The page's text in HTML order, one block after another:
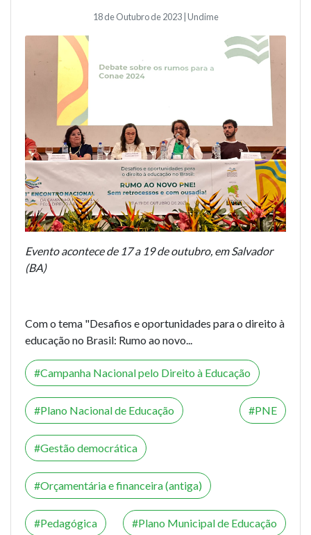
18 de Outubro de 2023 | Undime
Evento acontece de 17 a 19 de outubro, em Salvador
(BA)
Com o tema "Desafios e oportunidades para o direito à
educação no Brasil: Rumo ao novo...
Campanha Nacional pelo Direito à Educação
Plano Nacional de Educação PNE
Gestão democrática
Orçamentária e financeira (antiga)
Pedagógica Plano Municipal de Educação